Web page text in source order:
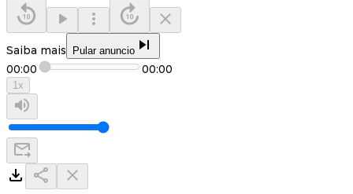
Saiba mais Pular anuncio
00:00 00:00
1x